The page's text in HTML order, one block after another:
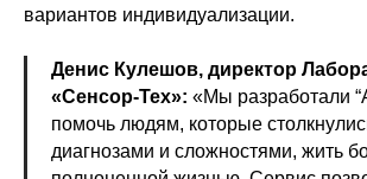
вариантов индивидуализации.
Денис Кулешов, директор
«Сенсор-Тех»: «Мы разработали
помочь людям, которые
диагнозами и сложностями, жить